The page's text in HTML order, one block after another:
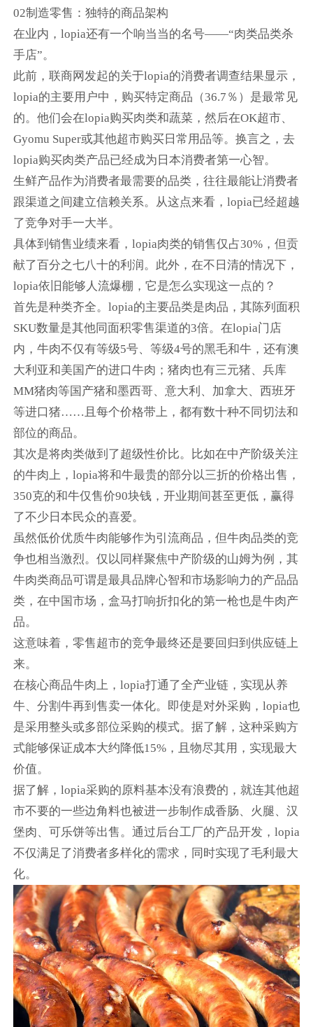
02制造零售：独特的商品架构
在业内，lopia还有一个响当当的名号——“肉类品类杀
手店”。
此前，联商网发起的关于lopia的消费者调查结果显示，
lopia的主要用户中，购买特定商品（36.7％）是最常见
的。他们会在lopia购买肉类和蔬菜，然后在OK超市、
Gyomu Super或其他超市购买日常用品等。换言之，去
lopia购买肉类产品已经成为日本消费者第一心智。
生鲜产品作为消费者最需要的品类，往往最能让消费者
跟渠道之间建立信赖关系。从这点来看，lopia已经超越
了竞争对手一大半。
具体到销售业绩来看，lopia肉类的销售仅占30%，但贡
献了百分之七八十的利润。此外，在不日清的情况下，
lopia依旧能够人流爆棚，它是怎么实现这一点的？
首先是种类齐全。lopia的主要品类是肉品，其陈列面积
SKU数量是其他同面积零售渠道的3倍。在lopia门店
内，牛肉不仅有等级5号、等级4号的黑毛和牛，还有澳
大利亚和美国产的进口牛肉；猪肉也有三元猪、兵库
MM猪肉等国产猪和墨西哥、意大利、加拿大、西班牙
等进口猪……且每个价格带上，都有数十种不同切法和
部位的商品。
其次是将肉类做到了超级性价比。比如在中产阶级关注
的牛肉上，lopia将和牛最贵的部分以三折的价格出售，
350克的和牛仅售价90块钱，开业期间甚至更低，赢得
了不少日本民众的喜爱。
虽然低价优质牛肉能够作为引流商品，但牛肉品类的竞
争也相当激烈。仅以同样聚焦中产阶级的山姆为例，其
牛肉类商品可谓是最具品牌心智和市场影响力的产品品
类，在中国市场，盒马打响折扣化的第一枪也是牛肉产
品。
这意味着，零售超市的竞争最终还是要回归到供应链上
来。
在核心商品牛肉上，lopia打通了全产业链，实现从养
牛、分割牛再到售卖一体化。即使是对外采购，lopia也
是采用整头或多部位采购的模式。据了解，这种采购方
式能够保证成本大约降低15%，且物尽其用，实现最大
价值。
据了解，lopia采购的原料基本没有浪费的，就连其他超
市不要的一些边角料也被进一步制作成香肠、火腿、汉
堡肉、可乐饼等出售。通过后台工厂的产品开发，lopia
不仅满足了消费者多样化的需求，同时实现了毛利最大
化。